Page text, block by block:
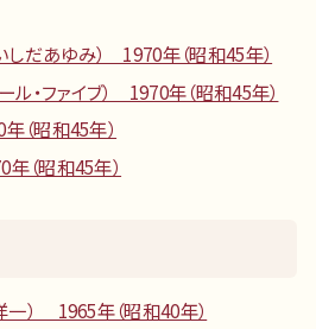
しだあゆみ） 1970年（昭和45年）
・ファイブ） 1970年（昭和45年）
（昭和45年）
（昭和45年）
一） 1965年（昭和40年）